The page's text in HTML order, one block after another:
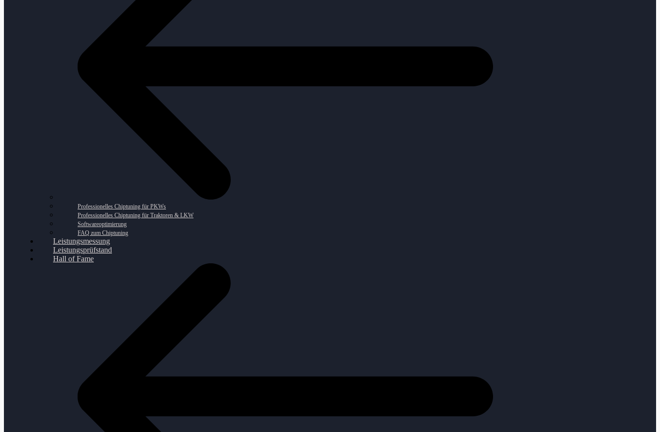
Professionelles Chiptuning für PKWs
Professionelles Chiptuning für Traktoren & LKW
Softwareoptimierung
FAQ zum Chiptuning
Leistungsmessung
Leistungsprüfstand
Hall of Fame